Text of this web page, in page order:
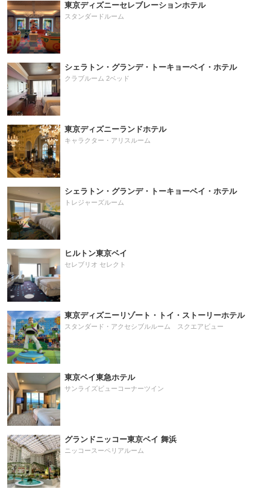
東京ディズニーセレブレーションホテル
スタンダードルーム
シェラトン・グランデ・トーキョーベイ・ホテル
クラブルーム 2ベッド
東京ディズニーランドホテル
キャラクター・アリスルーム
シェラトン・グランデ・トーキョーベイ・ホテル
トレジャーズルーム
ヒルトン東京ベイ
セレブリオ セレクト
東京ディズニーリゾート・トイ・ストーリーホテル
スタンダード・アクセシブルルーム スクエアビュー
東京ベイ東急ホテル
サンライズビューコーナーツイン
グランドニッコー東京ベイ 舞浜
ニッコースーペリアルーム